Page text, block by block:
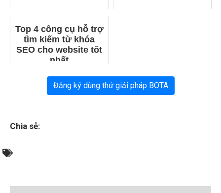
Top 4 công cụ hỗ trợ
tìm kiếm từ khóa
SEO cho website tốt
nhất
Đăng ký dùng thử giải pháp BOTA
Chia sẻ: